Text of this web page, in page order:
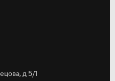
д 5/1